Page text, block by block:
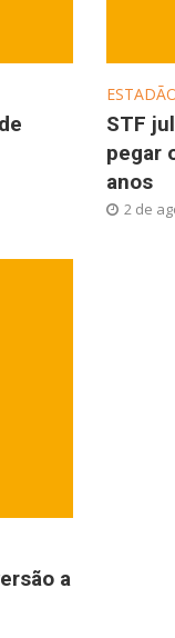
STF
pegar
anos
2 de
a